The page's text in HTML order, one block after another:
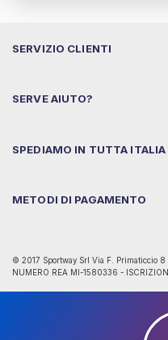
SERVIZIO CLIENTI
SERVE AIUTO?
SPEDIAMO IN TUTTA ITALIA
METODI DI PAGAMENTO
© 2017 Sportway Srl Via F. Primaticcio
NUMERO REA MI-1580336 -